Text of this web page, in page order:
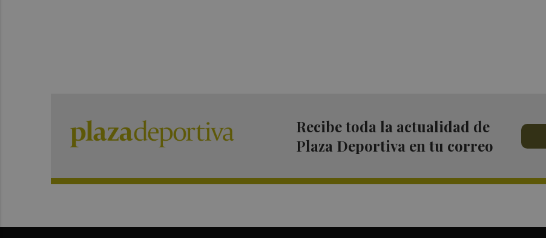
Recibe toda la actualidad de
Plaza Deportiva en tu correo